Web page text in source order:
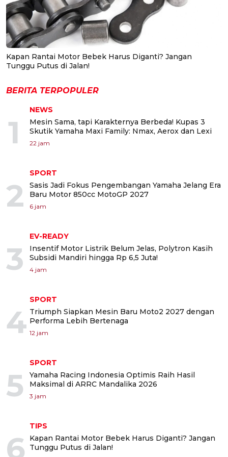
Kapan Rantai Motor Bebek Harus Diganti? Jangan
Tunggu Putus di Jalan!
BERITA TERPOPULER
1
NEWS
Mesin Sama, tapi Karakternya Berbeda! Kupas 3
Skutik Yamaha Maxi Family: Nmax, Aerox dan Lexi
22 jam
2
SPORT
Sasis Jadi Fokus Pengembangan Yamaha Jelang Era
Baru Motor 850cc MotoGP 2027
6 jam
3
EV-READY
Insentif Motor Listrik Belum Jelas, Polytron Kasih
Subsidi Mandiri hingga Rp 6,5 Juta!
4 jam
4
SPORT
Triumph Siapkan Mesin Baru Moto2 2027 dengan
Performa Lebih Bertenaga
12 jam
5
SPORT
Yamaha Racing Indonesia Optimis Raih Hasil
Maksimal di ARRC Mandalika 2026
3 jam
6
TIPS
Kapan Rantai Motor Bebek Harus Diganti? Jangan
Tunggu Putus di Jalan!